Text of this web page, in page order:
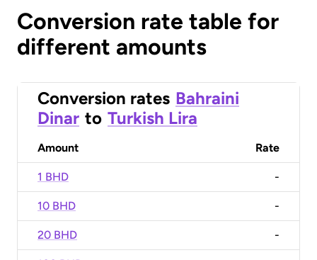
Conversion rate table for
different amounts
Conversion rates Bahraini
Dinar to Turkish Lira
Amount Rate
1 BHD -
10 BHD -
20 BHD -